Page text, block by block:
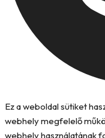
Ez a weboldal sütiket
webhely megfelelő
webhely használatának